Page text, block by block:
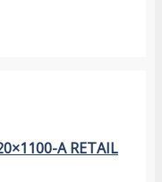
A RETAIL